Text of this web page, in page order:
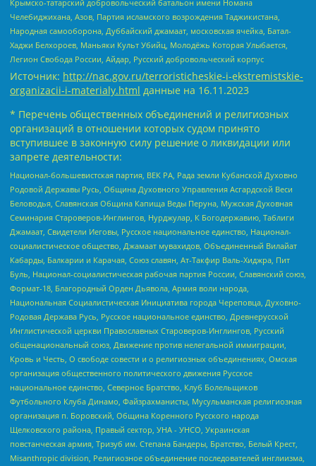
Крымско-татарский добровольческий батальон имени Номана
Челебиджихана, Азов, Партия исламского возрождения Таджикистана,
Народная самооборона, Дуббайский джамаат, московская ячейка, Батал-
Хаджи Белхороев, Маньяки Культ Убийц, Молодёжь Которая Улыбается,
Легион Свобода России, Айдар, Русский добровольческий корпус
Источник: http://nac.gov.ru/terroristicheskie-i-ekstremistskie-
organizacii-i-materialy.html данные на 16.11.2023
* Перечень общественных объединений и религиозных
организаций в отношении которых судом принято
вступившее в законную силу решение о ликвидации или
запрете деятельности:
Национал-большевистская партия, ВЕК РА, Рада земли Кубанской Духовно
Родовой Державы Русь, Община Духовного Управления Асгардской Веси
Беловодья, Славянская Община Капища Веды Перуна, Мужская Духовная
Семинария Староверов-Инглингов, Нурджулар, К Богодержавию, Таблиги
Джамаат, Свидетели Иеговы, Русское национальное единство, Национал-
социалистическое общество, Джамаат мувахидов, Объединенный Вилайат
Кабарды, Балкарии и Карачая, Союз славян, Ат-Такфир Валь-Хиджра, Пит
Буль, Национал-социалистическая рабочая партия России, Славянский союз,
Формат-18, Благородный Орден Дьявола, Армия воли народа,
Национальная Социалистическая Инициатива города Череповца, Духовно-
Родовая Держава Русь, Русское национальное единство, Древнерусской
Инглистической церкви Православных Староверов-Инглингов, Русский
общенациональный союз, Движение против нелегальной иммиграции,
Кровь и Честь, О свободе совести и о религиозных объединениях, Омская
организация общественного политического движения Русское
национальное единство, Северное Братство, Клуб Болельщиков
Футбольного Клуба Динамо, Файзрахманисты, Мусульманская религиозная
организация п. Боровский, Община Коренного Русского народа
Щелковского района, Правый сектор, УНА - УНСО, Украинская
повстанческая армия, Тризуб им. Степана Бандеры, Братство, Белый Крест,
Misanthropic division, Религиозное объединение последователей инглиизма,